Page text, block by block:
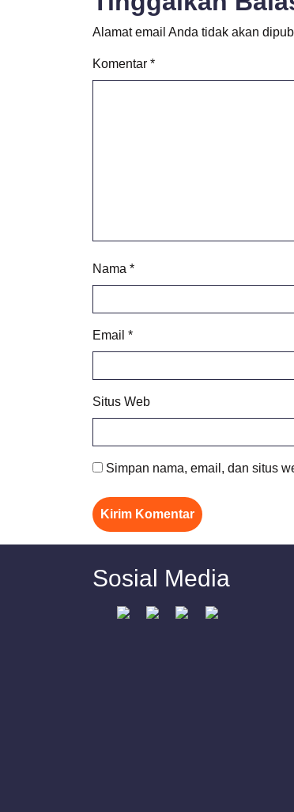
Alamat email Anda tidak akan
Komentar *
Nama *
Email *
Situs Web
Simpan nama, email, dan situs
Sosial Media